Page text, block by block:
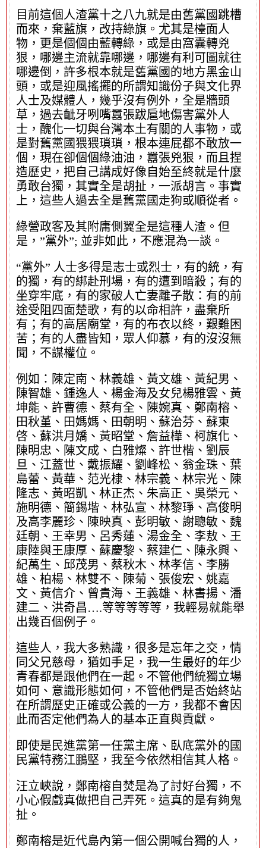
目前這個人渣黨十之八九就是由舊黨國跳槽
而來，棄藍旗，改持綠旗。尤其是檯面人
物，更是個個由藍轉綠，或是由窩囊轉兇
狠，哪邊主流就靠哪邊，哪邊有利可圖就往
哪邊倒，許多根本就是舊黨國的地方黑金山
頭，或是迎風搖擺的所謂知識份子與文化界
人士及媒體人，幾乎沒有例外，全是牆頭
草，過去齜牙咧嘴囂張跋扈地傷害黨外人
士，醜化一切與台灣本土有關的人事物，或
是對舊黨國猥猥瑣瑣，根本連屁都不敢放一
個，現在卻個個綠油油，囂張兇狠，而且捏
造歷史，把自己講成好像自始至終就是什麼
勇敢台獨，其實全是胡扯，一派胡言。事實
上，這些人過去全是舊黨國走狗或順從者。
綠營政客及其附庸側翼全是這種人渣。但
是，”黨外”; 並非如此，不應混為一談。
“黨外” 人士多得是志士或烈士，有的統，有
的獨，有的綁赴刑場，有的遭到暗殺；有的
坐穿牢底，有的家破人亡妻離子散：有的前
途受阻四面楚歌，有的以命相許，盡棄所
有；有的高居廟堂，有的布衣以終，艱難困
苦；有的人盡皆知，眾人仰慕，有的沒沒無
聞，不謀權位。
例如：陳定南、林義雄、黃文雄、黃紀男、
陳智雄、鍾逸人、楊金海及女兒楊雅雲、黃
坤能、許曹德、蔡有全、陳婉真、鄭南榕、
田秋堇、田媽媽、田朝明、蘇治芬、蘇東
啓、蘇洪月嬌、黃昭堂、詹益樺、柯旗化、
陳明忠、陳文成、白雅燦、許世楷、劉辰
旦、江蓋世、戴振耀、劉峰松、翁金珠、葉
島蕾、黃華、范光棣、林宗義、林宗光、陳
隆志、黃昭凱、林正杰、朱高正、吳榮元、
施明德、簡錫堦、林弘宣、林黎琤、高俊明
及高李麗珍、陳映真、彭明敏、謝聰敏、魏
廷朝、王幸男、呂秀蓮、湯金全、李敖、王
康陸與王康厚、蘇慶黎、蔡建仁、陳永興、
紀萬生、邱茂男、蔡秋木、林孝信、李勝
雄、柏楊、林雙不、陳菊、張俊宏、姚嘉
文、黃信介、曾貴海、王義雄、林書揚、潘
建二、洪奇昌….等等等等等，我輕易就能舉
出幾百個例子。
這些人，我大多熟識，很多是忘年之交，情
同父兄慈母，猶如手足，我一生最好的年少
青春都是跟他們在一起。不管他們統獨立場
如何、意識形態如何，不管他們是否始終站
在所謂歷史正確或公義的一方，我都不會因
此而否定他們為人的基本正直與貢獻。
即使是民進黨第一任黨主席、臥底黨外的國
民黨特務江鵬堅，我至今依然相信其人格。
汪立峽說，鄭南榕自焚是為了討好台獨，不
小心假戲真做把自己弄死。這真的是有夠鬼
扯。
鄭南榕是近代島內第一個公開喊台獨的人，